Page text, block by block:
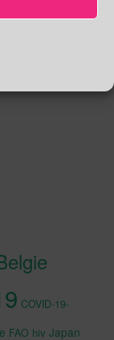
COVID-19-
FAO hiv Japan